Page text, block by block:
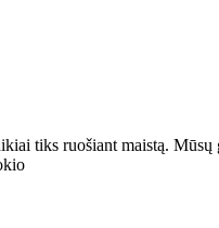
tiks ruošiant maistą.